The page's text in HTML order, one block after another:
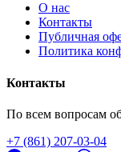
О нас
Контакты
Публичная
Политика
Контакты
По всем вопросам
+7 (861) 207-03-04